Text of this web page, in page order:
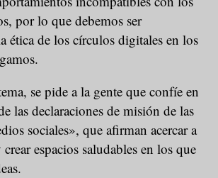
por lo que debemos ser
ética de los círculos digitales en los
se pide a la gente que confíe en
las declaraciones de misión de las
sociales», que afirman acercar a
espacios saludables en los que